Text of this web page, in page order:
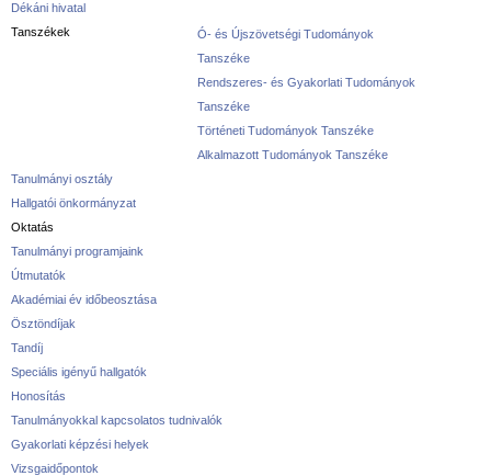
Dékáni hivatal
Tanszékek
Ó- és Újszövetségi Tudományok
Tanszéke
Rendszeres- és Gyakorlati Tudományok
Tanszéke
Történeti Tudományok Tanszéke
Alkalmazott Tudományok Tanszéke
Tanulmányi osztály
Hallgatói önkormányzat
Oktatás
Tanulmányi programjaink
Útmutatók
Akadémiai év időbeosztása
Ösztöndíjak
Tandíj
Speciális igényű hallgatók
Honosítás
Tanulmányokkal kapcsolatos tudnivalók
Gyakorlati képzési helyek
Vizsgaidőpontok